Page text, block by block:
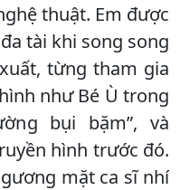
thuật. Em được
tài khi song song
từng tham gia
như Bé Ù trong
bụi bặm”, và
hình trước đó.
mặt ca sĩ nhí